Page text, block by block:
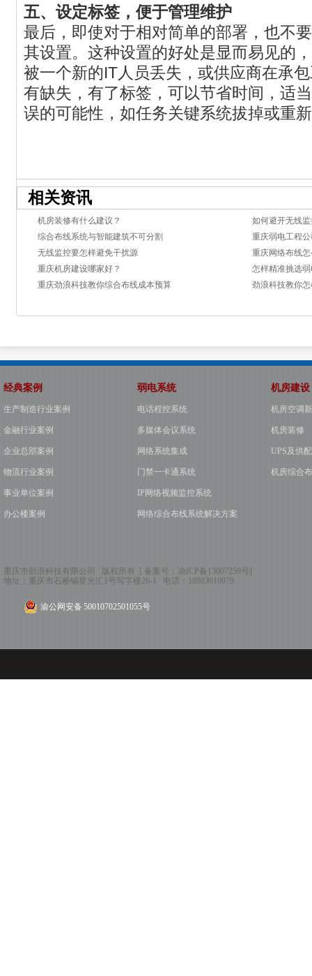
五、设定标签，便于管理维护
最后，即使对于相对简单的部署，也不
其设置。这种设置的好处是显而易见的
被一个新的IT人员丢失，或供应商在承
有缺失，有了标签，可以节省时间，适
误的可能性，如任务关键系统拔掉或重
相关资讯
机房装修有什么建议？
如何避开无线
综合布线系统与智能建筑不可分割
重庆弱电工程
无线监控要怎样避免干扰源
重庆网络布线
重庆机房建设哪家好？
怎样精准挑选
重庆劲浪科技教你综合布线成本预算
劲浪科技教你
经典案例
生产制造行业案例
金融行业案例
企业总部案例
物流行业案例
事业单位案例
办公楼案例
弱电系统
电话程控系统
多媒体会议系统
网络系统集成
门禁一卡通系统
IP网络视频监控系统
网络综合布线系统解决方案
机房建设
机房空调
机房装修
UPS及供
机房综合
重庆市劲浪科技有限公司 版权所有 [ 备案号： 渝ICP备13007259号]
地址： 重庆市石桥铺星光汇1号写字楼26-1 电话： 18983610979
渝公网安备 50010702501055号